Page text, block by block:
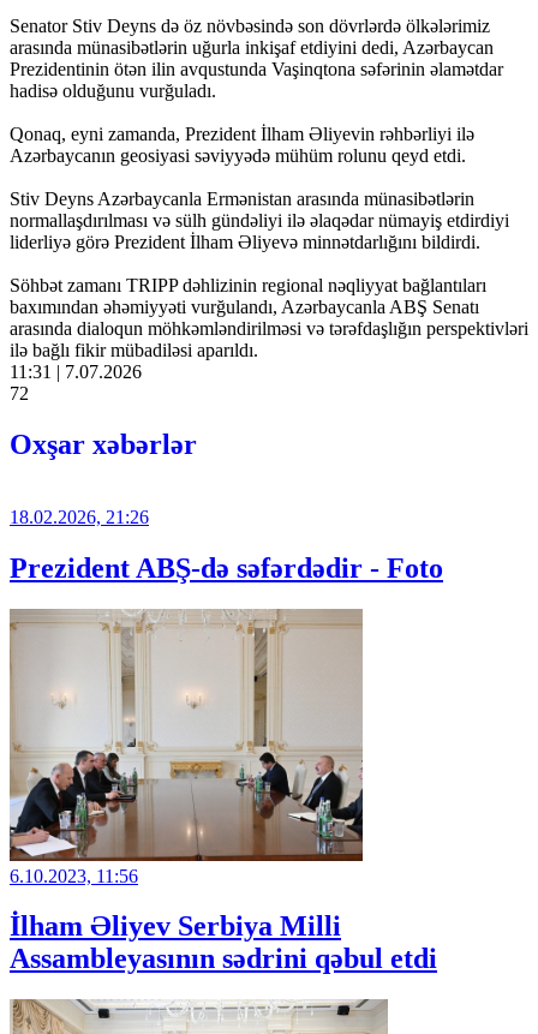
Senator Stiv Deyns də öz növbəsində son dövrlərdə ölkələrimiz
arasında münasibətlərin uğurla inkişaf etdiyini dedi, Azərbaycan
Prezidentinin ötən ilin avqustunda Vaşinqtona səfərinin əlamətdar
hadisə olduğunu vurğuladı.
Qonaq, eyni zamanda, Prezident İlham Əliyevin rəhbərliyi ilə
Azərbaycanın geosiyasi səviyyədə mühüm rolunu qeyd etdi.
Stiv Deyns Azərbaycanla Ermənistan arasında münasibətlərin
normallaşdırılması və sülh gündəliyi ilə əlaqədar nümayiş etdirdiyi
liderliyə görə Prezident İlham Əliyevə minnətdarlığını bildirdi.
Söhbət zamanı TRIPP dəhlizinin regional nəqliyyat bağlantıları
baxımından əhəmiyyəti vurğulandı, Azərbaycanla ABŞ Senatı
arasında dialoqun möhkəmləndirilməsi və tərəfdaşlığın perspektivləri
ilə bağlı fikir mübadiləsi aparıldı.
11:31 | 7.07.2026
72
Oxşar xəbərlər
18.02.2026, 21:26
Prezident ABŞ-də səfərdədir - Foto
6.10.2023, 11:56
İlham Əliyev Serbiya Milli
Assambleyasının sədrini qəbul etdi